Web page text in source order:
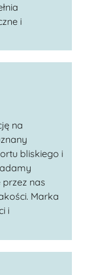
i
na
bliskiego i
nas
Marka
i